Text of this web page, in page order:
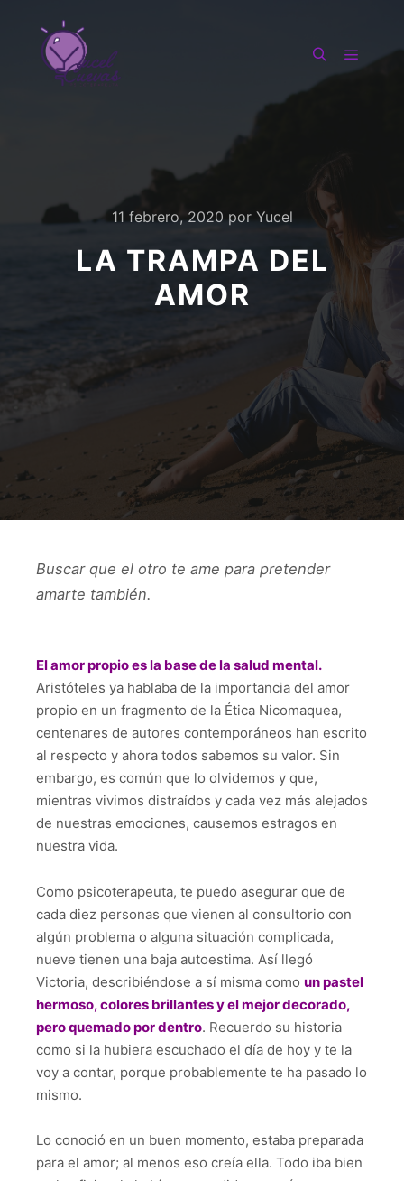
Buscar
11 febrero, 2020 por Yucel
LA TRAMPA DEL
AMOR
Buscar que el otro te ame para pretender
amarte también.
El amor propio es la base de la salud mental.
Aristóteles ya hablaba de la importancia del amor
propio en un fragmento de la Ética Nicomaquea,
centenares de autores contemporáneos han escrito
al respecto y ahora todos sabemos su valor. Sin
embargo, es común que lo olvidemos y que,
mientras vivimos distraídos y cada vez más alejados
de nuestras emociones, causemos estragos en
nuestra vida.
Como psicoterapeuta, te puedo asegurar que de
cada diez personas que vienen al consultorio con
algún problema o alguna situación complicada,
nueve tienen una baja autoestima. Así llegó
Victoria, describiéndose a sí misma como un pastel
hermoso, colores brillantes y el mejor decorado,
pero quemado por dentro. Recuerdo su historia
como si la hubiera escuchado el día de hoy y te la
voy a contar, porque probablemente te ha pasado lo
mismo.
Lo conoció en un buen momento, estaba preparada
para el amor; al menos eso creía ella. Todo iba bien